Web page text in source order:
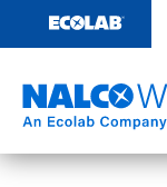
츠
기